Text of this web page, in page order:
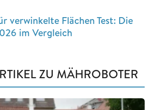
verwinkelte Flächen Test: Die
im Vergleich
ZU MÄHROBOTER